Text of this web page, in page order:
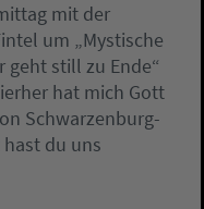
mit der
um „Mystische
geht still zu Ende“
hat mich Gott
Schwarzenburg-
du uns